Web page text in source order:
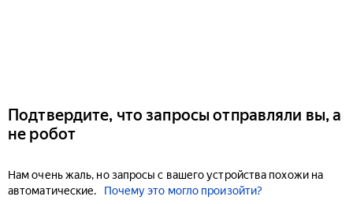
Подтвердите, что запросы отправляли вы, а
не робот
Нам очень жаль, но запросы с вашего устройства похожи на
автоматические.
Почему это могло произойти?